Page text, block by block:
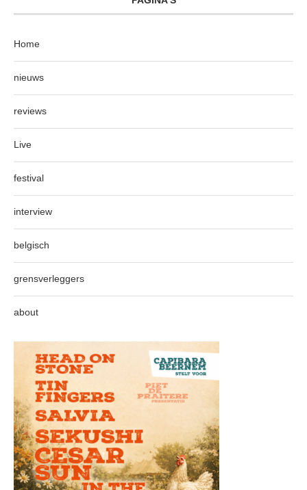
Home
nieuws
reviews
Live
festival
interview
belgisch
grensverleggers
about